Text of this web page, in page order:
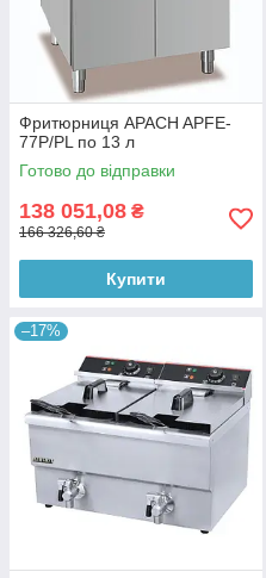
Фритюрниця APACH APFE-
77P/PL по 13 л
Готово до відправки
138 051,08 ₴
166 326,60 ₴
Купити
–17%